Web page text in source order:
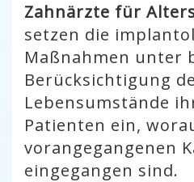
Zahnärzte für
setzen die
Maßnahmen unter
Berücksichtigung
Lebensumstände
Patienten ein,
vorangegangenen
eingegangen sind.